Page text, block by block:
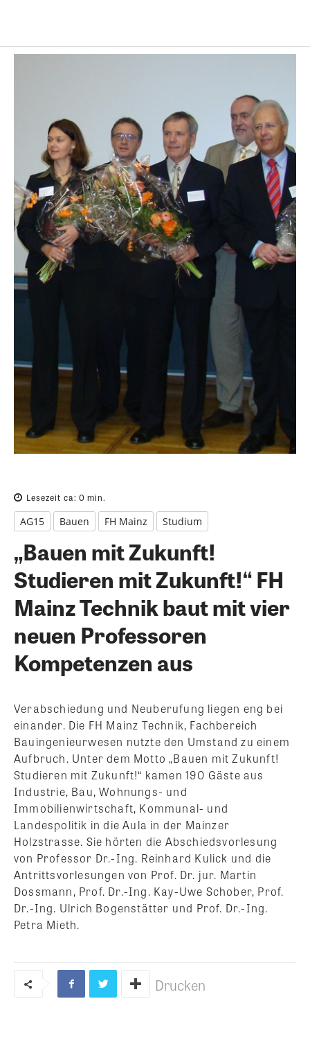
Lesezeit ca: 0 min.
AG15 Bauen FH Mainz Studium
„Bauen mit Zukunft!
Studieren mit Zukunft!“ FH
Mainz Technik baut mit vier
neuen Professoren
Kompetenzen aus
Verabschiedung und Neuberufung liegen eng bei
einander. Die FH Mainz Technik, Fachbereich
Bauingenieurwesen nutzte den Umstand zu einem
Aufbruch. Unter dem Motto „Bauen mit Zukunft!
Studieren mit Zukunft!“ kamen 190 Gäste aus
Industrie, Bau, Wohnungs- und
Immobilienwirtschaft, Kommunal- und
Landespolitik in die Aula in der Mainzer
Holzstrasse. Sie hörten die Abschiedsvorlesung
von Professor Dr.-Ing. Reinhard Kulick und die
Antrittsvorlesungen von Prof. Dr. jur. Martin
Dossmann, Prof. Dr.-Ing. Kay-Uwe Schober, Prof.
Dr.-Ing. Ulrich Bogenstätter und Prof. Dr.-Ing.
Petra Mieth.
Drucken